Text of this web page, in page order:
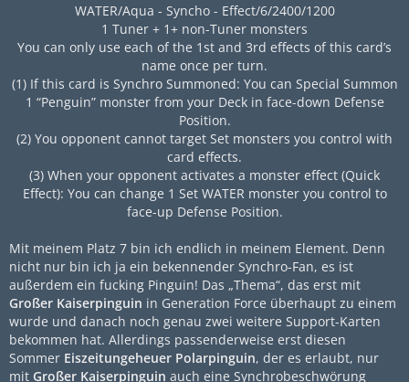
WATER/Aqua - Syncho - Effect/6/2400/1200
1 Tuner + 1+ non-Tuner monsters
You can only use each of the 1st and 3rd effects of this card’s
name once per turn.
(1) If this card is Synchro Summoned: You can Special Summon
1 “Penguin” monster from your Deck in face-down Defense
Position.
(2) You opponent cannot target Set monsters you control with
card effects.
(3) When your opponent activates a monster effect (Quick
Effect): You can change 1 Set WATER monster you control to
face-up Defense Position.
Mit meinem Platz 7 bin ich endlich in meinem Element. Denn
nicht nur bin ich ja ein bekennender Synchro-Fan, es ist
außerdem ein fucking Pinguin! Das „Thema“, das erst mit
Großer Kaiserpinguin in Generation Force überhaupt zu einem
wurde und danach noch genau zwei weitere Support-Karten
bekommen hat. Allerdings passenderweise erst diesen
Sommer Eiszeitungeheuer Polarpinguin, der es erlaubt, nur
mit Großer Kaiserpinguin auch eine Synchrobeschwörung